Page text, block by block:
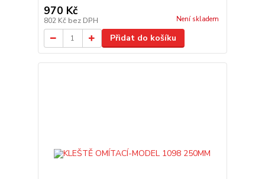
970 Kč
802 Kč bez DPH Není skladem
Přidat do košíku